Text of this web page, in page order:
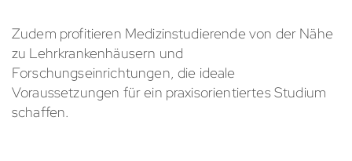
Zudem profitieren Medizinstudierende von der Nähe
zu Lehrkrankenhäusern und
Forschungseinrichtungen, die ideale
Voraussetzungen für ein praxisorientiertes Studium
schaffen.